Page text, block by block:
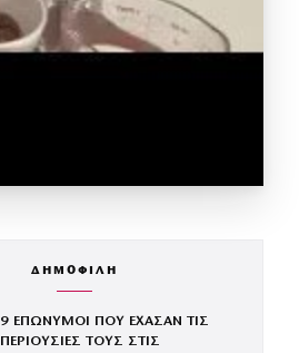
ΔΗΜΟΦΙΛΗ
9 ΕΠΩΝΥΜΟΙ ΠΟΥ ΕΧΑΣΑΝ ΤΙΣ
ΠΕΡΙΟΥΣΙΕΣ ΤΟΥΣ ΣΤΙΣ